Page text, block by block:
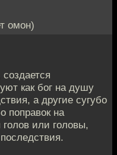
омон)
как бог на душу
а другие сугубо
поправок на
или головы,